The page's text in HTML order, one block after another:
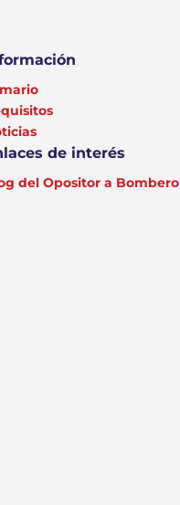
de interés
del Opositor a Bombero